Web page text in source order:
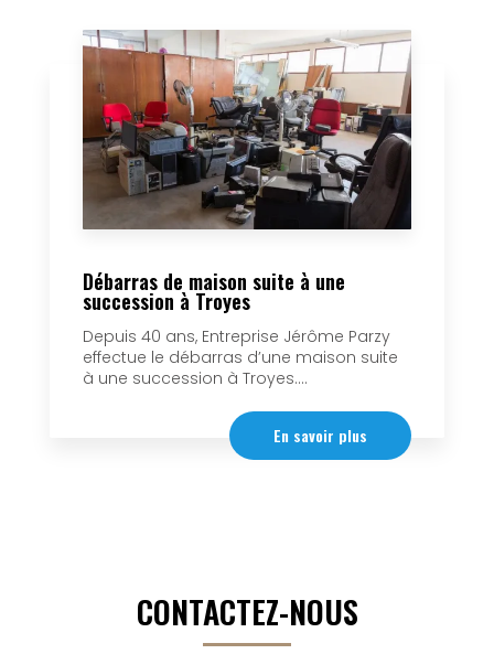
Débarras de maison suite à une
succession à Troyes
Depuis 40 ans, Entreprise Jérôme Parzy
effectue le débarras d’une maison suite
à une succession à Troyes....
En savoir plus
CONTACTEZ-NOUS